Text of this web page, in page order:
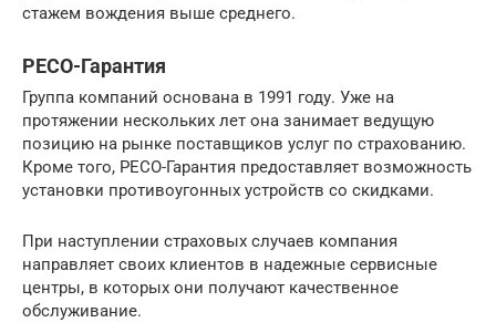
стажем вождения выше среднего.
РЕСО-Гарантия
Группа компаний основана в 1991 году. Уже на
протяжении нескольких лет она занимает ведущую
позицию на рынке поставщиков услуг по страхованию.
Кроме того, РЕСО-Гарантия предоставляет возможность
установки противоугонных устройств со скидками.
При наступлении страховых случаев компания
направляет своих клиентов в надежные сервисные
центры, в которых они получают качественное
обслуживание.